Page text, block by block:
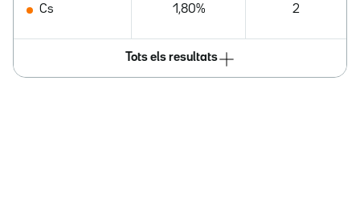
Cs 1,80% 2
Tots els resultats